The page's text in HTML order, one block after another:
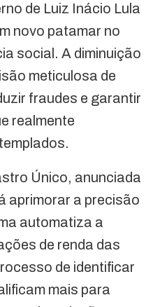
de Luiz Inácio Lula
novo patamar no
social. A diminuição
meticulosa de
fraudes e garantir
realmente
Único, anunciada
aprimorar a precisão
automatiza a
de renda das
de identificar
mais para